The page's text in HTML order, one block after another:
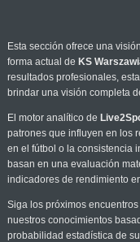
Esta sección ofrece una
forma actual de KS
resultados profesionales,
brindar una visión completa
El motor analítico de
patrones que influyen en los
en el fútbol o la consistencia
basan en una evaluación
indicadores de rendimiento
Siga los próximos encuentros
nuestros conocimientos
probabilidad estadística de